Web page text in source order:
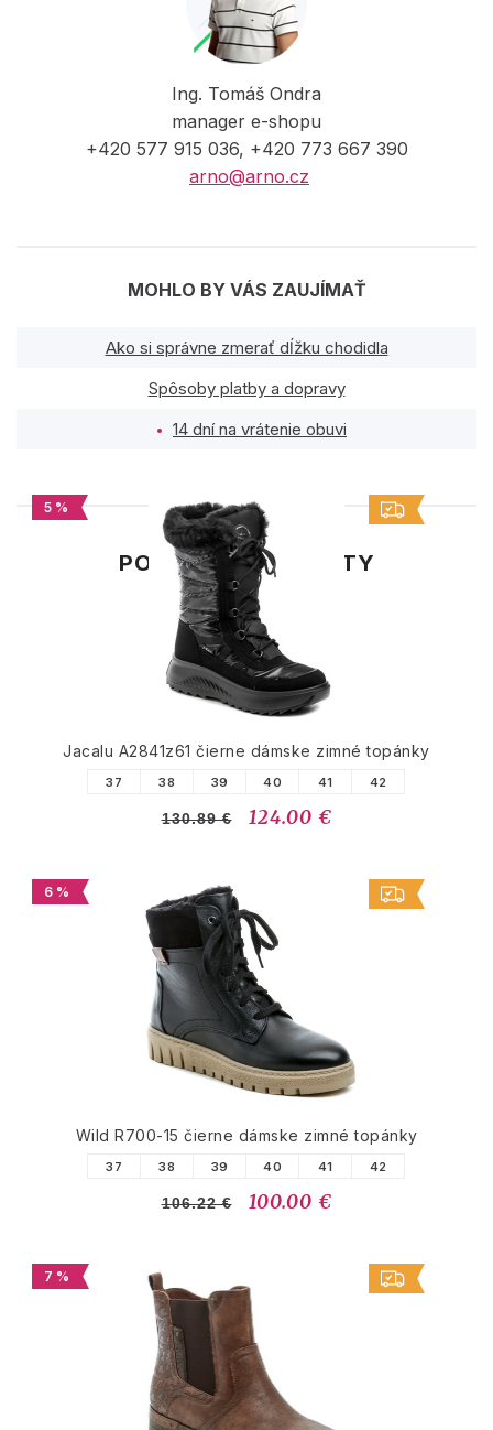
Ing. Tomáš Ondra
manager e-shopu
+420 577 915 036, +420 773 667 390
arno@arno.cz
MOHLO BY VÁS ZAUJÍMAŤ
Ako si správne zmerať dĺžku chodidla
Spôsoby platby a dopravy
14 dní na vrátenie obuvi
PODOBNÉ PRODUKTY
5 %
Jacalu A2841z61 čierne dámske zimné topánky
37 38 39 40 41 42
130.89 € 124.00 €
6 %
Wild R700-15 čierne dámske zimné topánky
37 38 39 40 41 42
106.22 € 100.00 €
7 %